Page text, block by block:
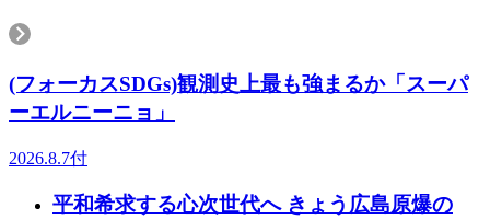
(フォーカスSDGs)観測史上最も強まるか「スーパ
ーエルニーニョ」
2026.8.7付
平和希求する心次世代へ きょう広島原爆の